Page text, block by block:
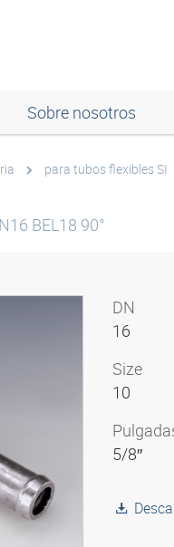
Sobre nosotros
para tubos flexibles SI
BEL18 90°
DN
16
Size
10
5/8″